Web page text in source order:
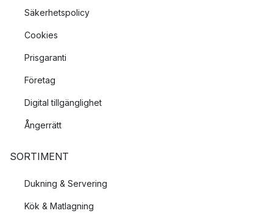
Säkerhetspolicy
Cookies
Prisgaranti
Företag
Digital tillgänglighet
Ångerrätt
SORTIMENT
Dukning & Servering
Kök & Matlagning